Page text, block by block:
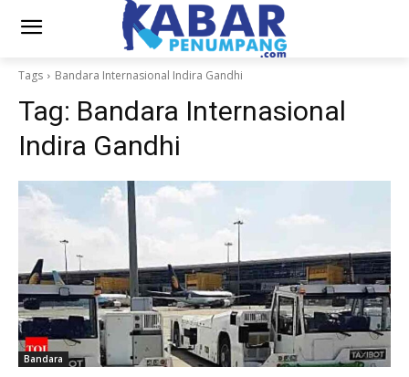
Tags Bandara Internasional Indira Gandhi
Tag: Bandara Internasional
Indira Gandhi
Bandara